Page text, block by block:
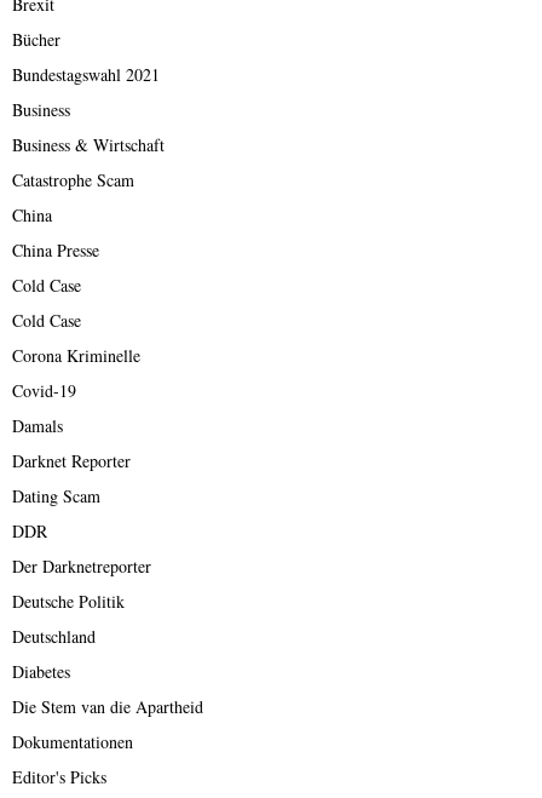
Bücher
Bundestagswahl 2021
Business
Business & Wirtschaft
Catastrophe Scam
China
China Presse
Cold Case
Cold Case
Corona Kriminelle
Covid-19
Damals
Darknet Reporter
Dating Scam
DDR
Der Darknetreporter
Deutsche Politik
Deutschland
Diabetes
Die Stem van die Apartheid
Dokumentationen
Editor's Picks